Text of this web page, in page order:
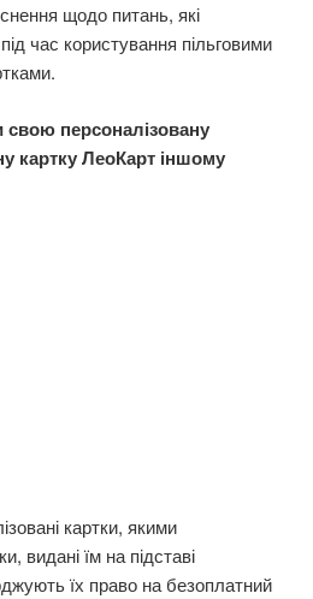
щодо питань, які
час користування пільговими
персоналізовану
картку ЛеоКарт іншому
картки, якими
видані їм на підставі
їх право на безоплатний